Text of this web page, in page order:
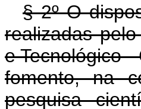
§ 2º O
realizadas
e Tecnológico
fomento, na
pesquisa